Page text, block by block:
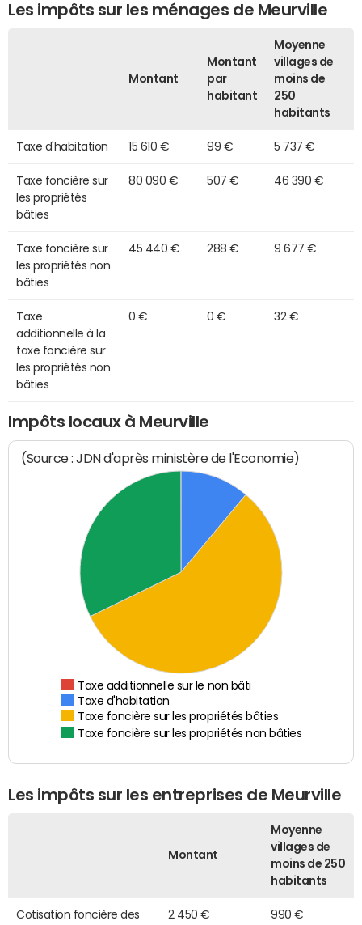
Les impôts sur les ménages de Meurville
Montant
Montant
par
habitant
Moyenne
villages de
moins de
250
habitants
Taxe d'habitation 15 610 € 99 € 5 737 €
Taxe foncière sur
les propriétés
bâties
80 090 € 507 € 46 390 €
Taxe foncière sur
les propriétés non
bâties
45 440 € 288 € 9 677 €
Taxe
additionnelle à la
taxe foncière sur
les propriétés non
bâties
0 € 0 € 32 €
Impôts locaux à Meurville
(Source : JDN d'après ministère de l'Economie)
Taxe additionnelle sur le non bâti
Taxe d'habitation
Taxe foncière sur les propriétés bâties
Taxe foncière sur les propriétés non bâties
Les impôts sur les entreprises de Meurville
Montant
Moyenne
villages de
moins de 250
habitants
Cotisation foncière des
2 450 € 990 €